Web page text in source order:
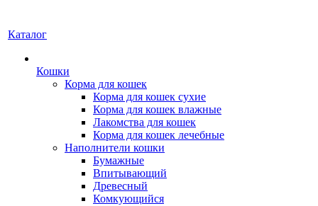
Каталог
Кошки
Корма для кошек
Корма для кошек сухие
Корма для кошек влажные
Лакомства для кошек
Корма для кошек лечебные
Наполнители кошки
Бумажные
Впитывающий
Древесный
Комкующийся